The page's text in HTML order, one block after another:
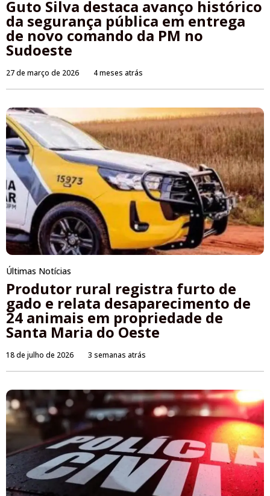
Guto Silva destaca avanço histórico
da segurança pública em entrega
de novo comando da PM no
Sudoeste
27 de março de 2026 4 meses atrás
Últimas Notícias
Produtor rural registra furto de
gado e relata desaparecimento de
24 animais em propriedade de
Santa Maria do Oeste
18 de julho de 2026 3 semanas atrás